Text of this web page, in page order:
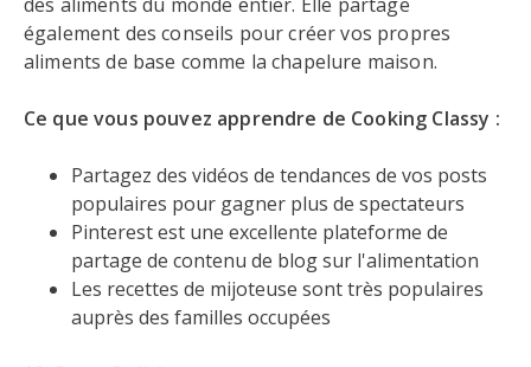
également des conseils pour créer vos propres
aliments de base comme la chapelure maison.
Ce que vous pouvez apprendre de Cooking Classy :
Partagez des vidéos de tendances de vos posts
populaires pour gagner plus de spectateurs
Pinterest est une excellente plateforme de
partage de contenu de blog sur l'alimentation
Les recettes de mijoteuse sont très populaires
auprès des familles occupées